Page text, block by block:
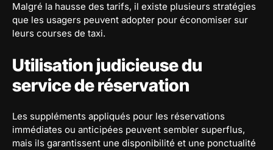
Malgré la hausse des tarifs, il existe plusieurs stratégies
que les usagers peuvent adopter pour économiser sur
leurs courses de taxi.
Utilisation judicieuse du
service de réservation
Les suppléments appliqués pour les réservations
immédiates ou anticipées peuvent sembler superflus,
mais ils garantissent une disponibilité et une ponctualité